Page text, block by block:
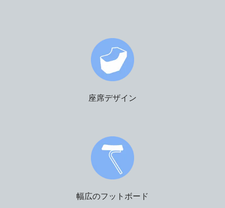
座席デザイン
幅広のフットボード